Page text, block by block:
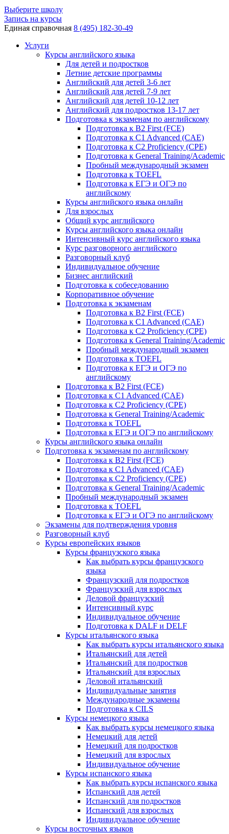
Выберите школу
Запись на курсы
Единая справочная 8 (495) 182-30-49
Услуги
Курсы английского языка
Для детей и подростков
Летние детские программы
Английский для детей 3-6 лет
Английский для детей 7-9 лет
Английский для детей 10-12 лет
Английский для подростков 13-17 лет
Подготовка к экзаменам по английскому
Подготовка к B2 First (FCE)
Подготовка к C1 Advanced (CAE)
Подготовка к C2 Proficiency (CPE)
Подготовка к General Training/Academic
Пробный международный экзамен
Подготовка к TOEFL
Подготовка к ЕГЭ и ОГЭ по
английскому
Курсы английского языка онлайн
Для взрослых
Общий курс английского
Курсы английского языка онлайн
Интенсивный курс английского языка
Курс разговорного английского
Разговорный клуб
Индивидуальное обучение
Бизнес английский
Подготовка к собеседованию
Корпоративное обучение
Подготовка к экзаменам
Подготовка к B2 First (FCE)
Подготовка к C1 Advanced (CAE)
Подготовка к C2 Proficiency (CPE)
Подготовка к General Training/Academic
Пробный международный экзамен
Подготовка к TOEFL
Подготовка к ЕГЭ и ОГЭ по
английскому
Подготовка к B2 First (FCE)
Подготовка к C1 Advanced (CAE)
Подготовка к C2 Proficiency (CPE)
Подготовка к General Training/Academic
Подготовка к TOEFL
Подготовка к ЕГЭ и ОГЭ по английскому
Курсы английского языка онлайн
Подготовка к экзаменам по английскому
Подготовка к B2 First (FCE)
Подготовка к C1 Advanced (CAE)
Подготовка к C2 Proficiency (CPE)
Подготовка к General Training/Academic
Пробный международный экзамен
Подготовка к TOEFL
Подготовка к ЕГЭ и ОГЭ по английскому
Экзамены для подтверждения уровня
Разговорный клуб
Курсы европейских языков
Курсы французского языка
Как выбрать курсы французского
языка
Французский для подростков
Французский для взрослых
Деловой французский
Интенсивный курс
Индивидуальное обучение
Подготовка к DALF и DELF
Курсы итальянского языка
Как выбрать курсы итальянского языка
Итальянский для детей
Итальянский для подростков
Итальянский для взрослых
Деловой итальянский
Индивидуальные занятия
Международные экзамены
Подготовка к CILS
Курсы немецкого языка
Как выбрать курсы немецкого языка
Немецкий для детей
Немецкий для подростков
Немецкий для взрослых
Индивидуальное обучение
Курсы испанского языка
Как выбрать курсы испанского языка
Испанский для детей
Испанский для подростков
Испанский для взрослых
Индивидуальное обучение
Курсы восточных языков